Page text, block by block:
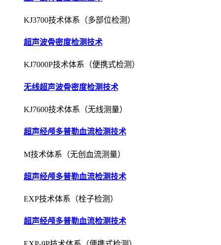
KJ3700技术体系（多部位检测）
超声波骨密度检测技术
KJ7000P技术体系（便携式检测）
无线超声波骨密度检测技术
KJ7600技术体系（无线测量）
超声经颅多普勒血流检测技术
M技术体系（无创血流测量）
超声经颅多普勒血流检测技术
EXP技术体系（栓子检测）
超声经颅多普勒血流检测技术